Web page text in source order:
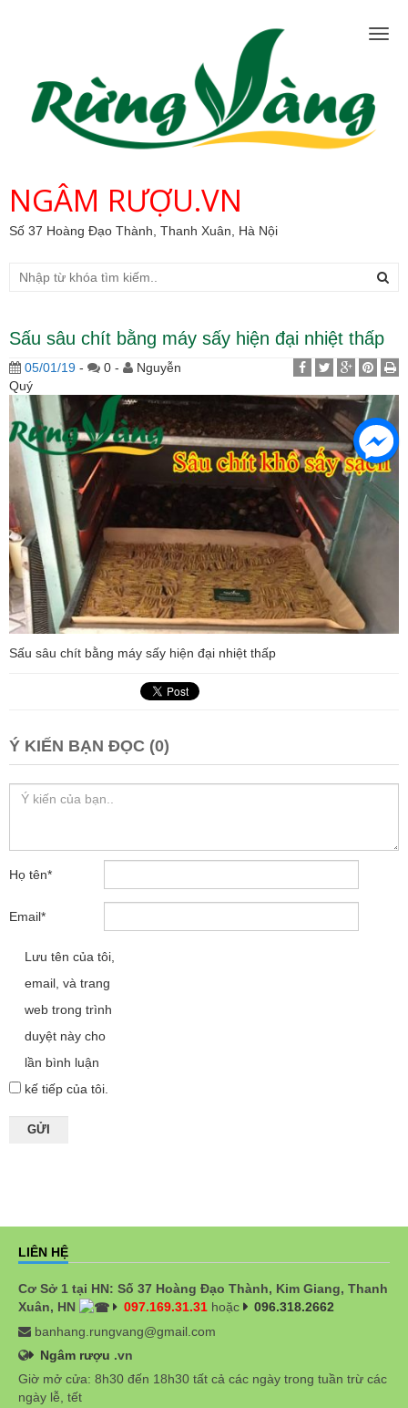
NGÂM RƯỢU.VN
Số 37 Hoàng Đạo Thành, Thanh Xuân, Hà Nội
Sấu sâu chít bằng máy sấy hiện đại nhiệt thấp
05/01/19 - 0 -
Nguyễn
Quý
Sấu sâu chít bằng máy sấy hiện đại nhiệt thấp
Ý KIẾN BẠN ĐỌC (0)
Họ tên*
Email*
Lưu tên của tôi,
email, và trang
web trong trình
duyệt này cho
lần bình luận
kế tiếp của tôi.
LIÊN HỆ
Cơ Sở 1 tại HN: Số 37 Hoàng Đạo Thành, Kim Giang, Thanh
Xuân, HN
097.169.31.31 hoặc
096.318.2662
banhang.rungvang@gmail.com
Ngâm rượu .vn
Giờ mở cửa: 8h30 đến 18h30 tất cả các ngày trong tuần trừ các
ngày lễ, tết